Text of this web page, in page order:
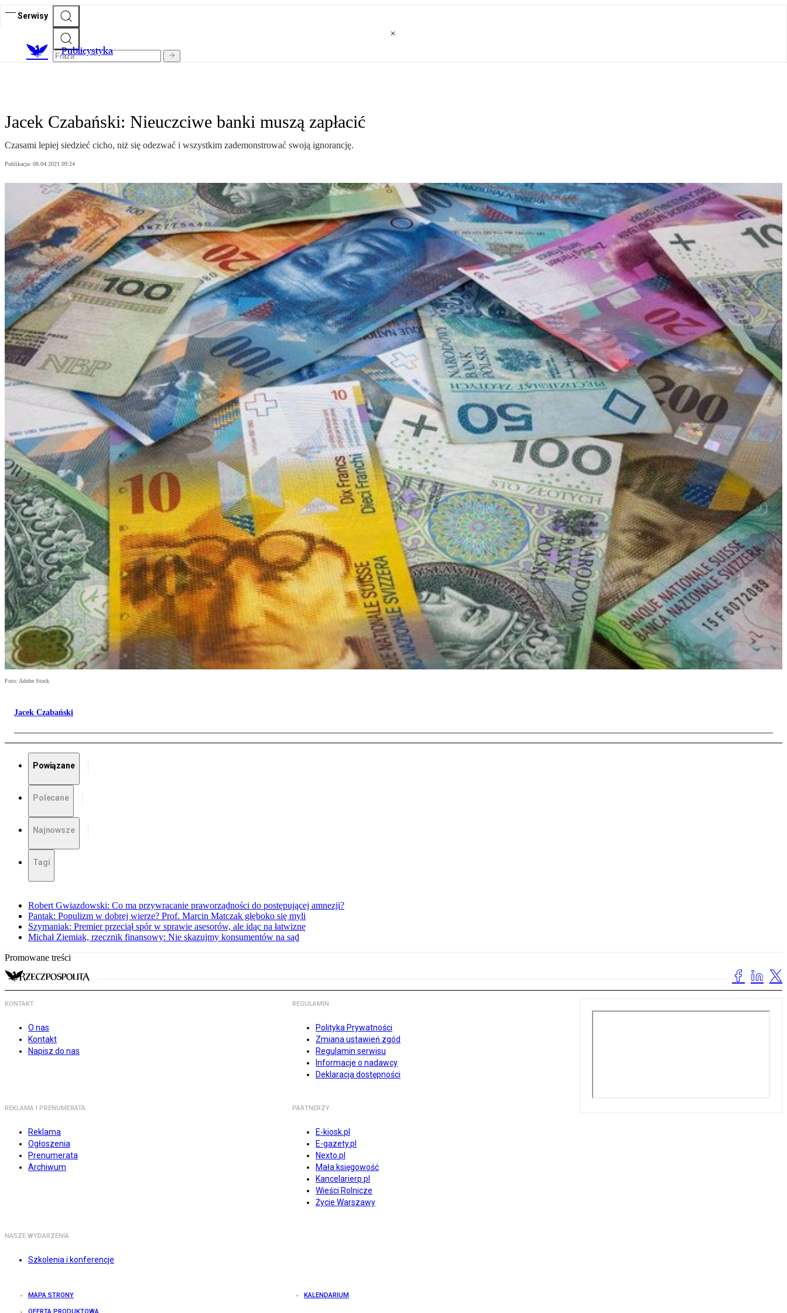
Serwisy
Publicystyka
Jacek Czabański: Nieuczciwe banki muszą zapłacić
Czasami lepiej siedzieć cicho, niż się odezwać i wszystkim zademonstrować swoją ignorancję.
Publikacja: 08.04.2021 09:24
Foto: Adobe Stock
Jacek Czabański
Powiązane
Polecane
Najnowsze
Tagi
Robert Gwiazdowski: Co ma przywracanie praworządności do postępującej amnezji?
Pantak: Populizm w dobrej wierze? Prof. Marcin Matczak głęboko się myli
Szymaniak: Premier przeciął spór w sprawie asesorów, ale idąc na łatwiznę
Michał Ziemiak, rzecznik finansowy: Nie skazujmy konsumentów na sąd
Promowane treści
KONTAKT
O nas
Kontakt
Napisz do nas
REGULAMIN
Polityka Prywatności
Zmiana ustawień zgód
Regulamin serwisu
Informacje o nadawcy
Deklaracja dostępności
REKLAMA I PRENUMERATA
Reklama
Ogłoszenia
Prenumerata
Archiwum
PARTNERZY
E-kiosk.pl
E-gazety.pl
Nexto.pl
Mała księgowość
Kancelarierp.pl
Wieści Rolnicze
Życie Warszawy
NASZE WYDARZENIA
Szkolenia i konferencje
MAPA STRONY KALENDARIUM